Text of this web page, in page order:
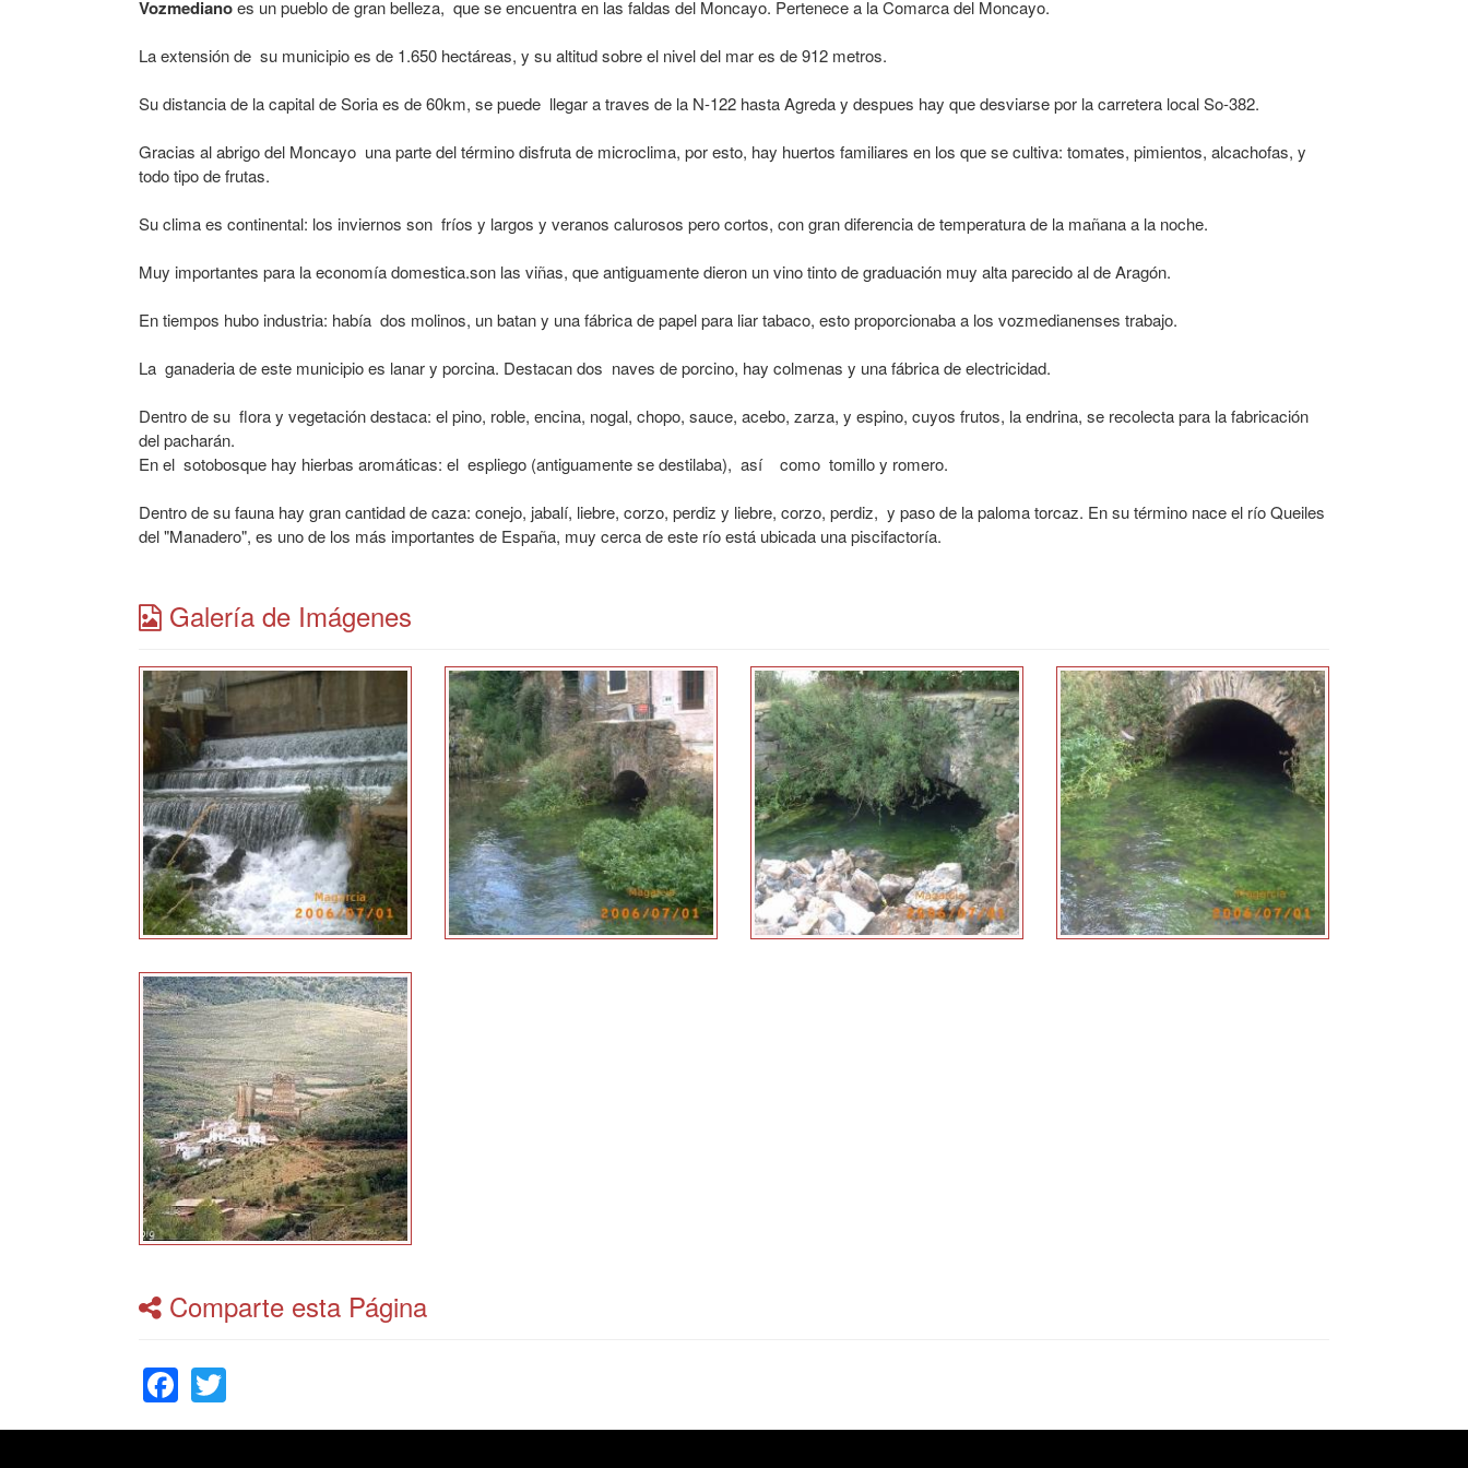
Vozmedianoes un pueblo de gran belleza, que se encuentra en las faldas del Moncayo. Pertenece a la Comarca del Moncayo.
La extensión de su municipio es de 1.650 hectáreas, y su altitud sobre el nivel del mar es de 912 metros.
Su distancia de la capital de Soria es de 60km, se puede llegar a traves de la N-122 hasta Agreda y despues hay que desviarse por la carretera local So-382.
Gracias al abrigo del Moncayo una parte del término disfruta de microclima, por esto, hay huertos familiares en los que se cultiva: tomates, pimientos, alcachofas, y
todo tipo de frutas.
Su clima es continental: los inviernos son fríos y largos y veranos calurosos pero cortos, con gran diferencia de temperatura de la mañana a la noche.
Muy importantes para la economía domestica.son las viñas, que antiguamente dieron un vino tinto de graduación muy alta parecido al de Aragón.
En tiempos hubo industria: había dos molinos, un batan y una fábrica de papel para liar tabaco, esto proporcionaba a los vozmedianenses trabajo.
La ganaderia de este municipio es lanar y porcina. Destacan dos naves de porcino, hay colmenas y una fábrica de electricidad.
Dentro de su flora y vegetación destaca: el pino, roble, encina, nogal, chopo, sauce, acebo, zarza, y espino, cuyos frutos, la endrina, se recolecta para la fabricación
del pacharán.
En el sotobosque hay hierbas aromáticas: el espliego (antiguamente se destilaba), así como tomillo y romero.
Dentro de su fauna hay gran cantidad de caza: conejo, jabalí, liebre, corzo, perdiz y liebre, corzo, perdiz, y paso de la paloma torcaz. En su término nace el río Queiles
del "Manadero", es uno de los más importantes de España, muy cerca de este río está ubicada una piscifactoría.
Galería de Imágenes
Comparte esta Página
Facebook